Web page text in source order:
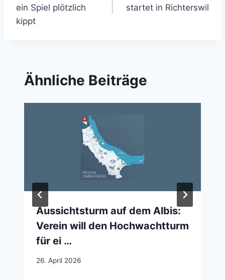
ein Spiel plötzlich
kippt
startet in Richterswil
Ähnliche Beiträge
Aussichtsturm auf dem Albis:
Verein will den Hochwachtturm
für ei …
26. April 2026